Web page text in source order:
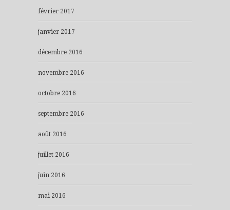
février 2017
janvier 2017
décembre 2016
novembre 2016
octobre 2016
septembre 2016
août 2016
juillet 2016
juin 2016
mai 2016